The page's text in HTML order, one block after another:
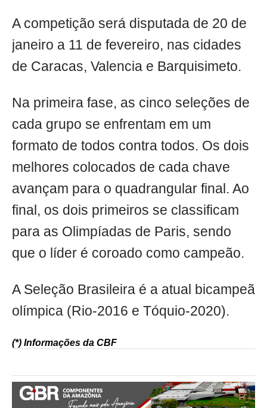
A competição será disputada de 20 de
janeiro a 11 de fevereiro, nas cidades
de Caracas, Valencia e Barquisimeto.
Na primeira fase, as cinco seleções de
cada grupo se enfrentam em um
formato de todos contra todos. Os dois
melhores colocados de cada chave
avançam para o quadrangular final. Ao
final, os dois primeiros se classificam
para as Olimpíadas de Paris, sendo
que o líder é coroado como campeão.
A Seleção Brasileira é a atual bicampeã
olímpica (Rio-2016 e Tóquio-2020).
(*) Informações da CBF